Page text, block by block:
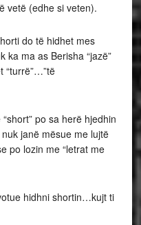
vetë (edhe si veten).
do të hidhet mes
ma as Berisha “jazë”
“turrë”…”të
po sa herë hjedhin
janë mësue me lujtë
po lozin me “letrat me
hidhni shortin…kujt ti